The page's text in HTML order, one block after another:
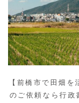
【前橋市で田畑
のご依頼なら行政